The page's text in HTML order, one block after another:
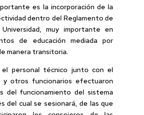
es la incorporación de la
dentro del Reglamento de
muy importante en
de educación mediada por
manera transitoria.
el personal técnico junto con el
y otros funcionarios efectuaron
del funcionamiento del sistema
del cual se sesionará, de las que